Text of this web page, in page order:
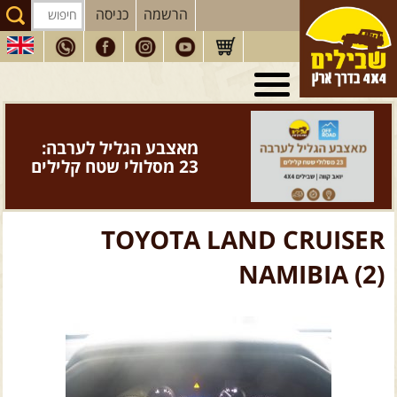
הרשמה כניסה
טיולי 4X4
בארץ
מסעות בעולם
טיוליםלרכב פנאי
הדרכותנהיגה
המדריכיםשלנו
חנות שבילים
הבלוג של יואב קווה
פודקאסט ג'יפאות
מאצבע הגליל לערבה:
23 מסלולי שטח קלילים
TOYOTA LAND CRUISER
NAMIBIA (2)